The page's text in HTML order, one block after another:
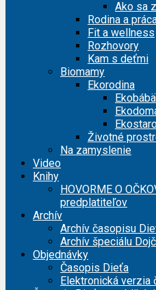
Ako sa
Rodina a
Fit a wellness
Rozhovory
Kam s deťmi
Biomamy
Ekorodina
Životné
Na zamyslenie
Video
Knihy
HOVORME O
predplatiteľov
Archív
Archív časopisu
Archív špeciálu
Objednávky
Časopis Dieťa
Elektronická verzia